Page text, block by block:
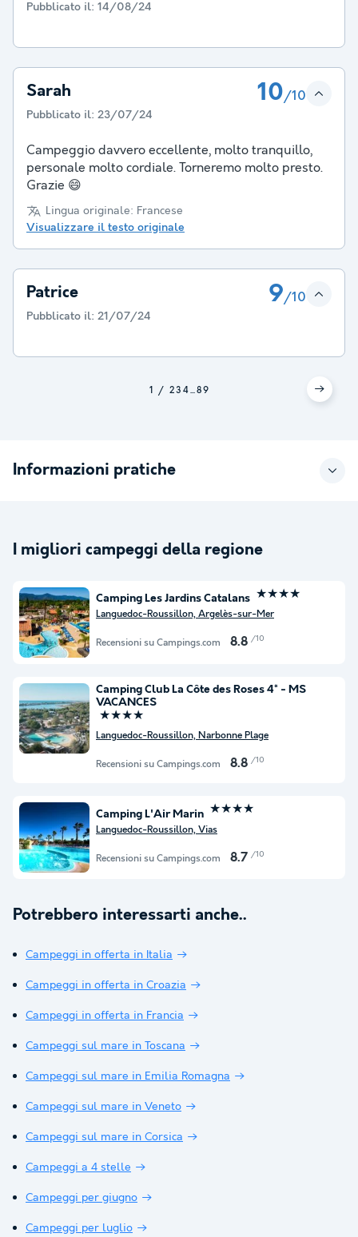
Pubblicato il: 14/08/24
Sarah 10/10
Pubblicato il: 23/07/24
Campeggio davvero eccellente, molto tranquillo,
personale molto cordiale. Torneremo molto presto.
Grazie 😄
Lingua originale: Francese
Visualizzare il testo originale
Patrice 9/10
Pubblicato il: 21/07/24
1 23 4 89
Informazioni pratiche
I migliori campeggi della regione
Camping Les Jardins Catalans ★★★★
Languedoc-Roussillon, Argelès-sur-Mer
Recensioni su Campings.com 8.8 /10
Camping Club La Côte des Roses 4* - MS
VACANCES
★★★★
Languedoc-Roussillon, Narbonne Plage
Recensioni su Campings.com 8.8 /10
Camping L'Air Marin ★★★★
Languedoc-Roussillon, Vias
Recensioni su Campings.com 8.7 /10
Potrebbero interessarti anche..
Campeggi in offerta in Italia
Campeggi in offerta in Croazia
Campeggi in offerta in Francia
Campeggi sul mare in Toscana
Campeggi sul mare in Emilia Romagna
Campeggi sul mare in Veneto
Campeggi sul mare in Corsica
Campeggi a 4 stelle
Campeggi per giugno
Campeggi per luglio